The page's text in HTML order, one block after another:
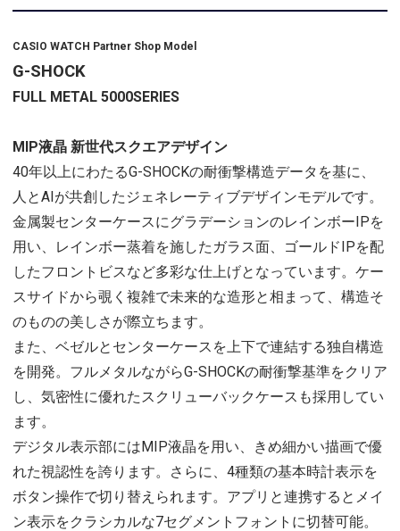
CASIO WATCH Partner Shop Model
G-SHOCK
FULL METAL 5000SERIES
MIP液晶 新世代スクエアデザイン
40年以上にわたるG-SHOCKの耐衝撃構造データを基に、
人とAIが共創したジェネレーティブデザインモデルです。
金属製センターケースにグラデーションのレインボーIPを
用い、レインボー蒸着を施したガラス面、ゴールドIPを配
したフロントビスなど多彩な仕上げとなっています。ケー
スサイドから覗く複雑で未来的な造形と相まって、構造そ
のものの美しさが際立ちます。
また、ベゼルとセンターケースを上下で連結する独自構造
を開発。フルメタルながらG-SHOCKの耐衝撃基準をクリア
し、気密性に優れたスクリューバックケースも採用してい
ます。
デジタル表示部にはMIP液晶を用い、きめ細かい描画で優
れた視認性を誇ります。さらに、4種類の基本時計表示を
ボタン操作で切り替えられます。アプリと連携するとメイ
ン表示をクラシカルな7セグメントフォントに切替可能。